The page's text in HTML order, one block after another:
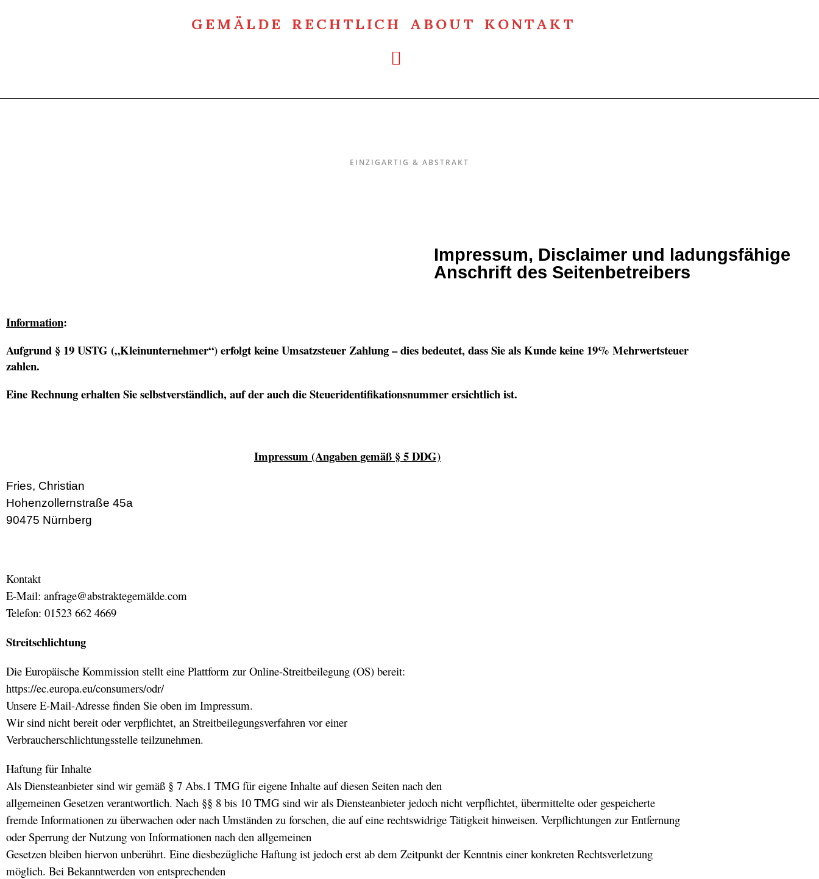
GEMÄLDE RECHTLICH ABOUT KONTAKT
EINZIGARTIG & ABSTRAKT
Impressum, Disclaimer und ladungsfähige
Anschrift des Seitenbetreibers
Information:
Aufgrund § 19 USTG („Kleinunternehmer“) erfolgt keine Umsatzsteuer Zahlung – dies bedeutet, dass Sie als Kunde keine 19% Mehrwertsteuer
zahlen.
Eine Rechnung erhalten Sie selbstverständlich, auf der auch die Steueridentifikationsnummer ersichtlich ist.
Impressum (Angabengemäß § 5 DDG)
Fries, Christian
Hohenzollernstraße 45a
90475 Nürnberg
Kontakt
E-Mail: anfrage@abstraktegemälde.com
Telefon: 01523 662 4669
Streitschlichtung
Die Europäische Kommission stellt eine Plattform zur Online-Streitbeilegung (OS) bereit:
https://ec.europa.eu/consumers/odr/
Unsere E-Mail-Adresse finden Sie oben im Impressum.
Wir sind nicht bereit oder verpflichtet, an Streitbeilegungsverfahren vor einer
Verbraucherschlichtungsstelle teilzunehmen.
Haftung für Inhalte
Als Diensteanbieter sind wir gemäß § 7 Abs.1 TMG für eigene Inhalte auf diesen Seiten nach den
allgemeinen Gesetzen verantwortlich. Nach §§ 8 bis 10 TMG sind wir als Diensteanbieter jedoch nicht verpflichtet, übermittelte oder gespeicherte
fremde Informationen zu überwachen oder nach Umständen zu forschen, die auf eine rechtswidrige Tätigkeit hinweisen. Verpflichtungen zur Entfernung
oder Sperrung der Nutzung von Informationen nach den allgemeinen
Gesetzen bleiben hiervon unberührt. Eine diesbezügliche Haftung ist jedoch erst ab dem Zeitpunkt der Kenntnis einer konkreten Rechtsverletzung
möglich. Bei Bekanntwerden von entsprechenden